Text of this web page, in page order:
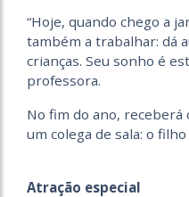
“Hoje, quando chego a
também a trabalhar: dá
crianças. Seu sonho é
professora.
No fim do ano, receberá
um colega de sala: o
Atração especial